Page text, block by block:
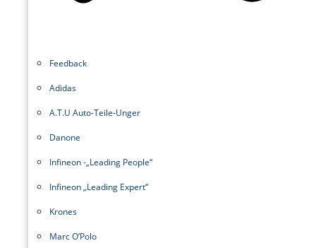
Feedback
Adidas
A.T.U Auto-Teile-Unger
Danone
Infineon -„Leading People“
Infineon „Leading Expert“
Krones
Marc O’Polo